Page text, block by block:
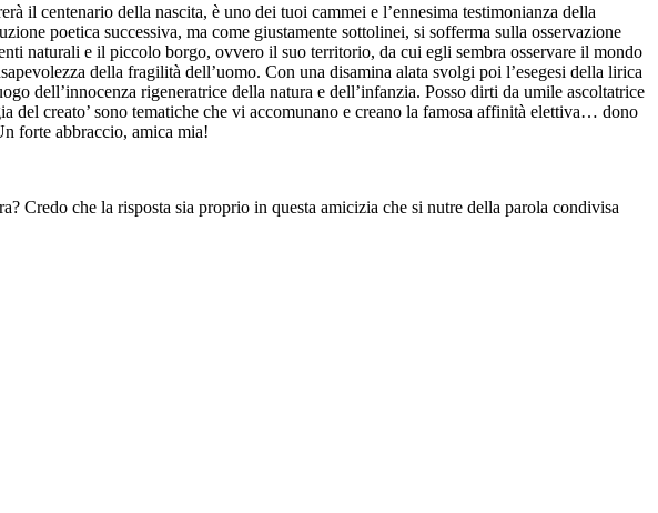
il centenario della nascita, è uno dei tuoi cammei e l’ennesima testimonianza della
poetica successiva, ma come giustamente sottolinei, si sofferma sulla osservazione
naturali e il piccolo borgo, ovvero il suo territorio, da cui egli sembra osservare il mondo
della fragilità dell’uomo. Con una disamina alata svolgi poi l’esegesi della lirica
dell’innocenza rigeneratrice della natura e dell’infanzia. Posso dirti da umile ascoltatrice
del creato’ sono tematiche che vi accomunano e creano la famosa affinità elettiva… dono
Un forte abbraccio, amica mia!
Credo che la risposta sia proprio in questa amicizia che si nutre della parola condivisa